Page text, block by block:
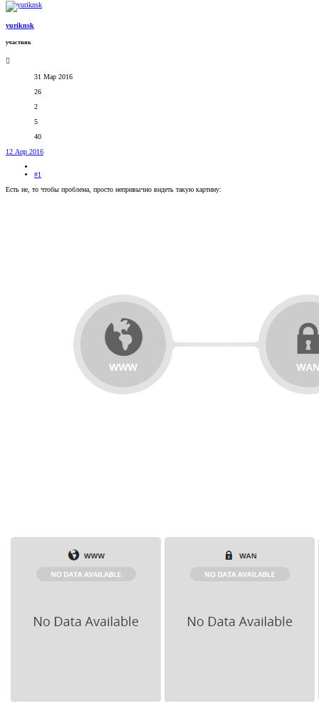
yuriknsk
участник
31 Мар 2016
26
2
5
40
12 Апр 2016
#1
Есть не, то чтобы проблема, просто непривычно видеть такую картину: